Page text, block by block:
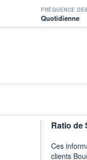
FRÉQUENCE
Quotidienne
Ratio de
Ces
clients